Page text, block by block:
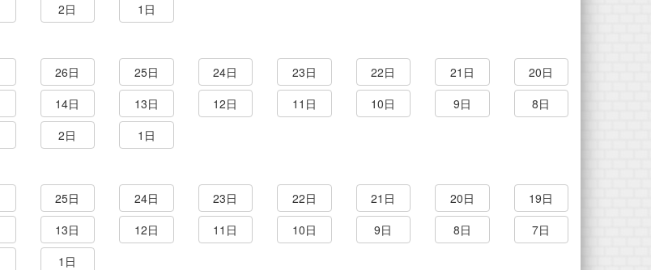
2日 1日
26日 25日 24日 23日 22日 21日
20日
14日 13日 12日 11日 10日 9日
8日
2日 1日
25日 24日 23日 22日 21日 20日
19日
13日 12日 11日 10日 9日 8日
7日
1日